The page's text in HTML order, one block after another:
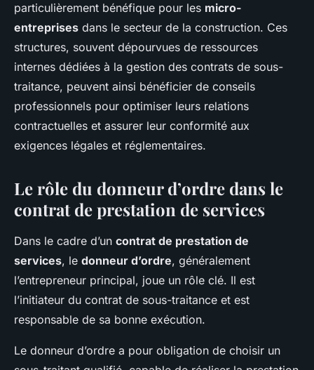
particulièrement bénéfique pour les micro-
entreprises dans le secteur de la construction. Ces
structures, souvent dépourvues de ressources
internes dédiées à la gestion des contrats de sous-
traitance, peuvent ainsi bénéficier de conseils
professionnels pour optimiser leurs relations
contractuelles et assurer leur conformité aux
exigences légales et réglementaires.
Le rôle du donneur d’ordre dans le
contrat de prestation de services
Dans le cadre d’un contrat de prestation de
services, le donneur d’ordre, généralement
l’entrepreneur principal, joue un rôle clé. Il est
l’initiateur du contrat de sous-traitance et est
responsable de sa bonne exécution.
Le donneur d’ordre a pour obligation de choisir un